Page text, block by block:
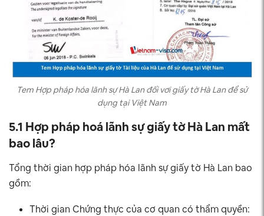
Tem Hợp pháp hóa lãnh sự Hà Lan đối vơi giấy tờ Hà Lan để sử
dụng tại Việt Nam
5.1 Hợp pháp hoá lãnh sự giấy tờ Hà Lan mất
bao lâu?
Tổng thời gian hợp pháp hóa lãnh sự giấy tờ Hà Lan bao
gồm:
Thời gian Chứng thực của cơ quan có thẩm quyền: